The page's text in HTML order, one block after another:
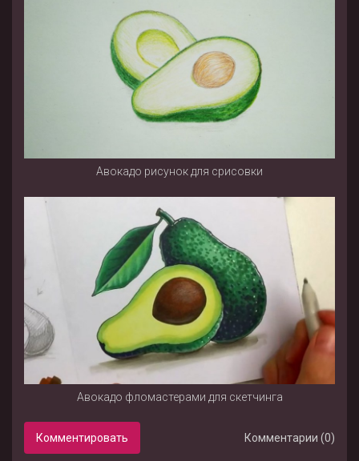
Авокадо рисунок для срисовки
Авокадо фломастерами для скетчинга
Комментировать Комментарии (0)